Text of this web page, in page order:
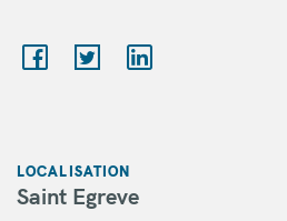
LOCALISATION
Saint Egreve